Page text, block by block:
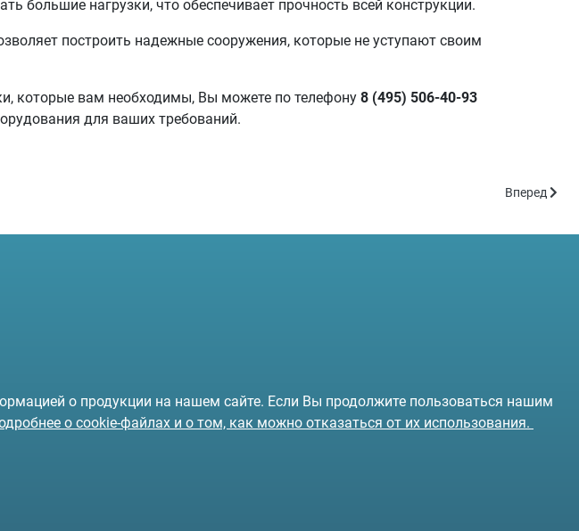
большие нагрузки, что обеспечивает прочность всей конструкции.
построить надежные сооружения, которые не уступают своим
которые вам необходимы, Вы можете по телефону 8 (495) 506-40-93
для ваших требований.
Следующий:
Вперед
о продукции на нашем сайте. Если Вы продолжите пользоваться нашим
о cookie-файлах и о том, как можно отказаться от их использования.